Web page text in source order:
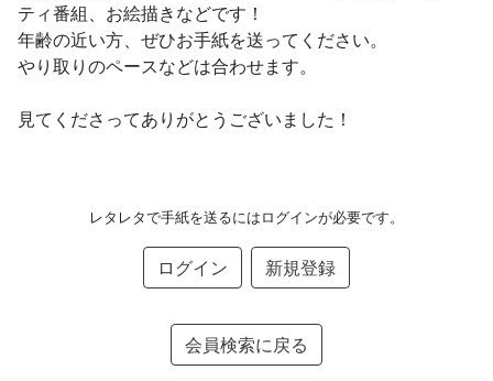
ティ番組、お絵描きなどです！
年齢の近い方、ぜひお手紙を送ってください。
やり取りのペースなどは合わせます。
見てくださってありがとうございました！
レタレタで手紙を送るにはログインが必要です。
ログイン 新規登録
会員検索に戻る